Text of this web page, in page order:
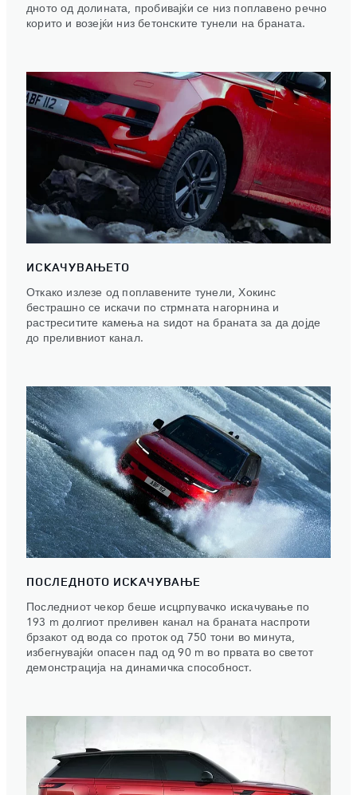
дното од долината, пробивајќи се низ поплавено речно
корито и возејќи низ бетонските тунели на браната.
ИСКАЧУВАЊЕТО
Откако излезе од поплавените тунели, Хокинс
бестрашно се искачи по стрмната нагорнина и
растреситите камења на ѕидот на браната за да дојде
до преливниот канал.
ПОСЛЕДНОТО ИСКАЧУВАЊЕ
Последниот чекор беше исцрпувачко искачување по
193 m долгиот преливен канал на браната наспроти
брзакот од вода со проток од 750 тони во минута,
избегнувајќи опасен пад од 90 m во првата во светот
демонстрација на динамичка способност.